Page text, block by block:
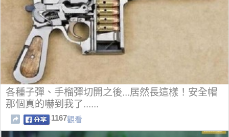
各種子彈、手榴彈切開之後...居然長這樣！安全帽
那個真的嚇到我了......
1167觀看